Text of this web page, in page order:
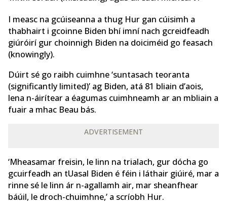
I measc na gcúiseanna a thug Hur gan cúisimh a
thabhairt i gcoinne Biden bhí imní nach gcreidfeadh
giúróirí gur choinnigh Biden na doiciméid go feasach
(knowingly).
Dúirt sé go raibh cuimhne ‘suntasach teoranta
(significantly limited)’ ag Biden, atá 81 bliain d’aois,
lena n-áirítear a éagumas cuimhneamh ar an mbliain a
fuair a mhac Beau bás.
ADVERTISEMENT
‘Mheasamar freisin, le linn na trialach, gur dócha go
gcuirfeadh an tUasal Biden é féin i láthair giúiré, mar a
rinne sé le linn ár n-agallamh air, mar sheanfhear
báúil, le droch-chuimhne,’ a scríobh Hur.